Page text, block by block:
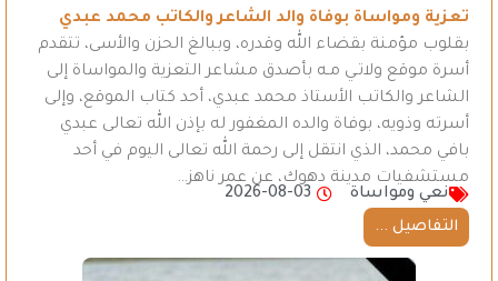
تعزية ومواساة بوفاة والد الشاعر والكاتب محمد عبدي
بقلوب مؤمنة بقضاء الله وقدره، وببالغ الحزن والأسى، تتقدم
أسرة موقع ولاتـي مـه بأصدق مشاعر التعزية والمواساة إلى
الشاعر والكاتب الأستاذ محمد عبدي، أحد كتاب الموقع، وإلى
أسرته وذويه، بوفاة والده المغفور له بإذن الله تعالى عبدي
بافي محمد، الذي انتقل إلى رحمة الله تعالى اليوم في أحد
مستشفيات مدينة دهوك، عن عمر ناهز…
نعي ومواساة
2026-08-03
التفاصيل ...